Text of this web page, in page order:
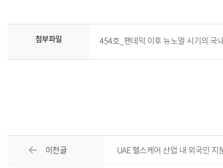
첨부파일 454호_팬데믹 이후 뉴노멀 시기의 국
이전글 UAE 헬스케어 산업 내 외국인 지